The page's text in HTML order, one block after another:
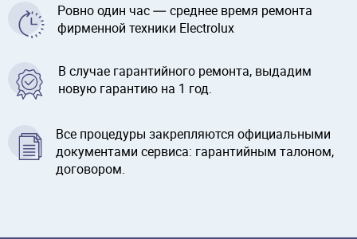
Ровно один час — среднее время ремонта
фирменной техники Electrolux
В случае гарантийного ремонта, выдадим
новую гарантию на 1 год.
Все процедуры закрепляются официальными
документами сервиса: гарантийным талоном,
договором.